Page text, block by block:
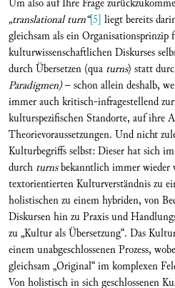
„translational turn“[5] liegt bereits
gleichsam als ein
kulturwissenschaftlichen Diskurses
durch Übersetzen (qua turns) statt
Paradigmen)– schon allein deshalb,
immer auch kritisch-infragestellend
kulturspezifischen Standorte, auf ihre
Theorievoraussetzungen. Und nicht
Kulturbegriffs selbst: Dieser hat sich
durch turnsbekanntlich immer wieder
textorientierten Kulturverständnis zu
holistischen zu einem hybriden, von
Diskursen hin zu Praxis und
zu „Kultur als Übersetzung“. Das
einem unabgeschlossenen Prozess,
gleichsam „Original“ im komplexen
Von holistisch in sich geschlossenen